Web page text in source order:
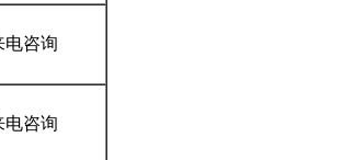
电咨询
电咨询